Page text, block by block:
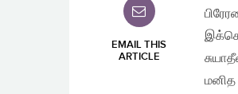
EMAIL THIS
ARTICLE
மனித